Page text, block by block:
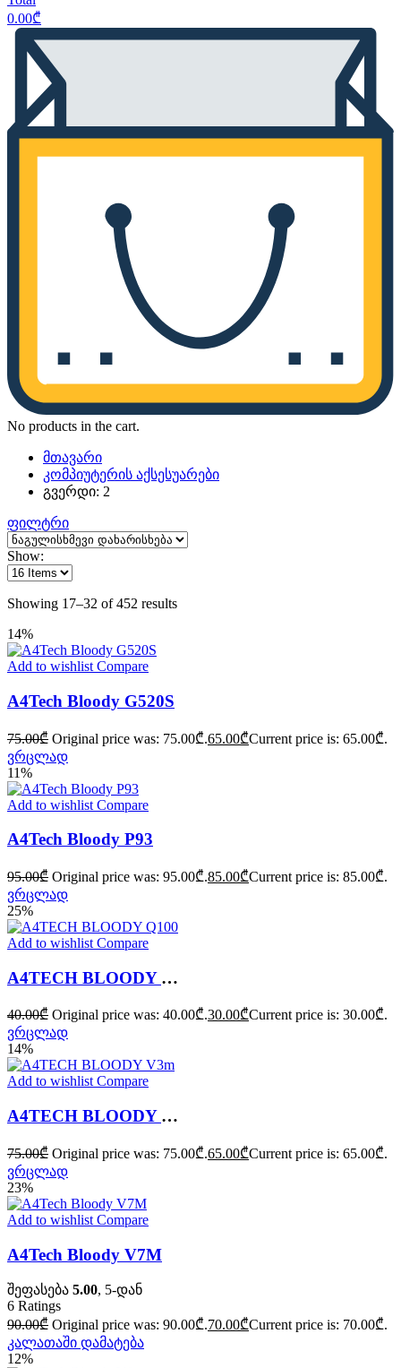
0.00₾
No products in the cart.
მთავარი
კომპიუტერის აქსესუარები
გვერდი: 2
ფილტრი
Show:
Showing 17–32 of 452 results
14%
Add to wishlist Compare
A4Tech Bloody G520S
75.00₾ Original price was: 75.00₾.65.00₾Current price is: 65.00₾.
ვრცლად
11%
Add to wishlist Compare
A4Tech Bloody P93
95.00₾ Original price was: 95.00₾.85.00₾Current price is: 85.00₾.
ვრცლად
25%
Add to wishlist Compare
A4TECH BLOODY Q100
40.00₾ Original price was: 40.00₾.30.00₾Current price is: 30.00₾.
ვრცლად
14%
Add to wishlistCompare
A4TECH BLOODY V3m
75.00₾ Original price was: 75.00₾.65.00₾Current price is: 65.00₾.
ვრცლად
23%
Add to wishlist Compare
A4Tech Bloody V7M
შეფასება 5.00, 5-დან
6 Ratings
90.00₾ Original price was: 90.00₾.70.00₾Current price is: 70.00₾.
კალათაში დამატება
12%